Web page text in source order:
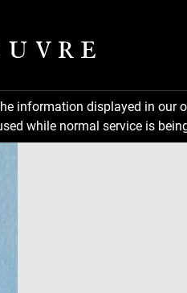
information displayed in
while normal service is